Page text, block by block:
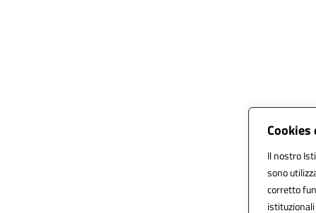
Il nostro
sono
corretto